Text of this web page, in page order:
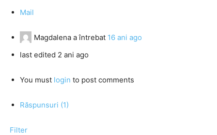
Mail
Magdalena a întrebat 16 ani ago
last edited 2 ani ago
You must login to post comments
Răspunsuri (1)
Filter